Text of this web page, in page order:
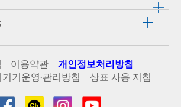
이용약관
개인정보처리방침
기운영·관리방침
상표 사용 지침